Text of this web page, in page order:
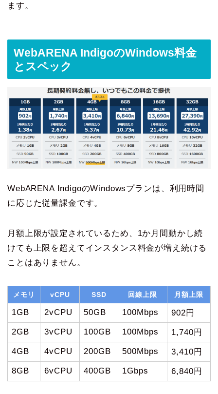
ます。
WebARENA IndigoのWindows料金
とスペック
WebARENA IndigoのWindowsプランは、利用時間
に応じた従量課金です。
月額上限が設定されているため、1か月間動かし続
けても上限を超えてインスタンス料金が増え続ける
ことはありません。
メモリ vCPU SSD 回線上限 月額上限
1GB 2vCPU 50GB 100Mbps 902円
2GB 3vCPU 100GB 100Mbps 1,740円
4GB 4vCPU 200GB 500Mbps 3,410円
8GB 6vCPU 400GB 1Gbps 6,840円